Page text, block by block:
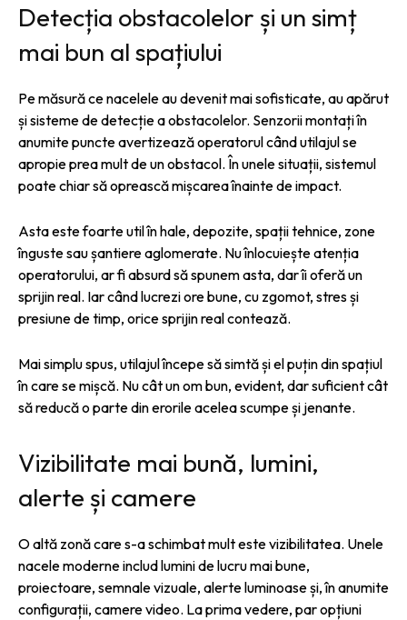
Detecția obstacolelor și un simț
mai bun al spațiului
Pe măsură ce nacelele au devenit mai sofisticate, au apărut
și sisteme de detecție a obstacolelor. Senzorii montați în
anumite puncte avertizează operatorul când utilajul se
apropie prea mult de un obstacol. În unele situații, sistemul
poate chiar să oprească mișcarea înainte de impact.
Asta este foarte util în hale, depozite, spații tehnice, zone
înguste sau șantiere aglomerate. Nu înlocuiește atenția
operatorului, ar fi absurd să spunem asta, dar îi oferă un
sprijin real. Iar când lucrezi ore bune, cu zgomot, stres și
presiune de timp, orice sprijin real contează.
Mai simplu spus, utilajul începe să simtă și el puțin din spațiul
în care se mișcă. Nu cât un om bun, evident, dar suficient cât
să reducă o parte din erorile acelea scumpe și jenante.
Vizibilitate mai bună, lumini,
alerte și camere
O altă zonă care s-a schimbat mult este vizibilitatea. Unele
nacele moderne includ lumini de lucru mai bune,
proiectoare, semnale vizuale, alerte luminoase și, în anumite
configurații, camere video. La prima vedere, par opțiuni